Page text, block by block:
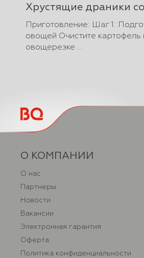
Хрустящие драники
Приготовление: Шаг 1:
овощей Очистите картофель
овощерезке ...
О КОМПАНИИ
О нас
Партнеры
Новости
Вакансии
Электронная гарантия
Оферта
Политика конфиденциальности